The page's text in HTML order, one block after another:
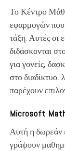
Το Κέντρο
εφαρμογών που
τάξη. Αυτές οι
διδάσκονται
για γονείς,
στο διαδίκτυο,
παρέχουν
Microsoft
Αυτή η δωρεάν
γράψουν